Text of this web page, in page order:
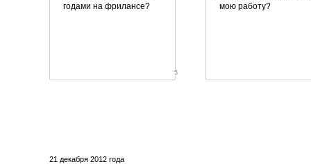
годами на фрилансе?
5
мою работу?
21 декабря 2012 года